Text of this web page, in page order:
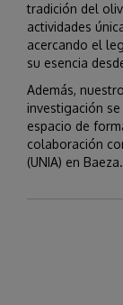
tradición del
actividades
acercando el
su esencia
Además,
investigación
espacio de
colaboración
(UNIA) en Baeza.